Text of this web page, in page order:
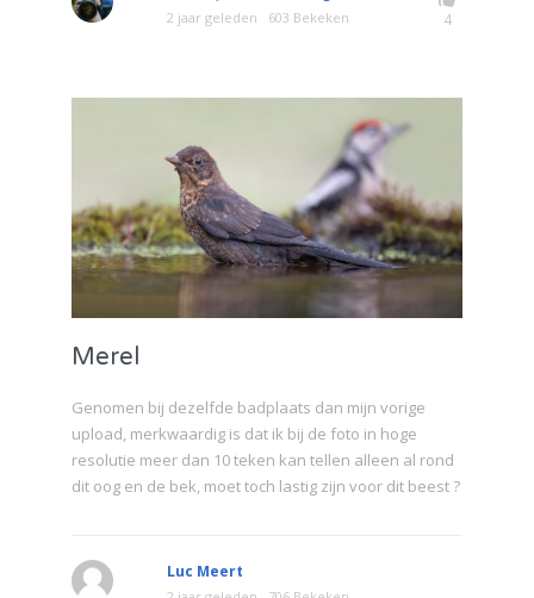
2 jaar geleden 603 Bekeken 4
Merel
Genomen bij dezelfde badplaats dan mijn vorige
upload, merkwaardig is dat ik bij de foto in hoge
resolutie meer dan 10 teken kan tellen alleen al rond
dit oog en de bek, moet toch lastig zijn voor dit beest ?
Luc Meert